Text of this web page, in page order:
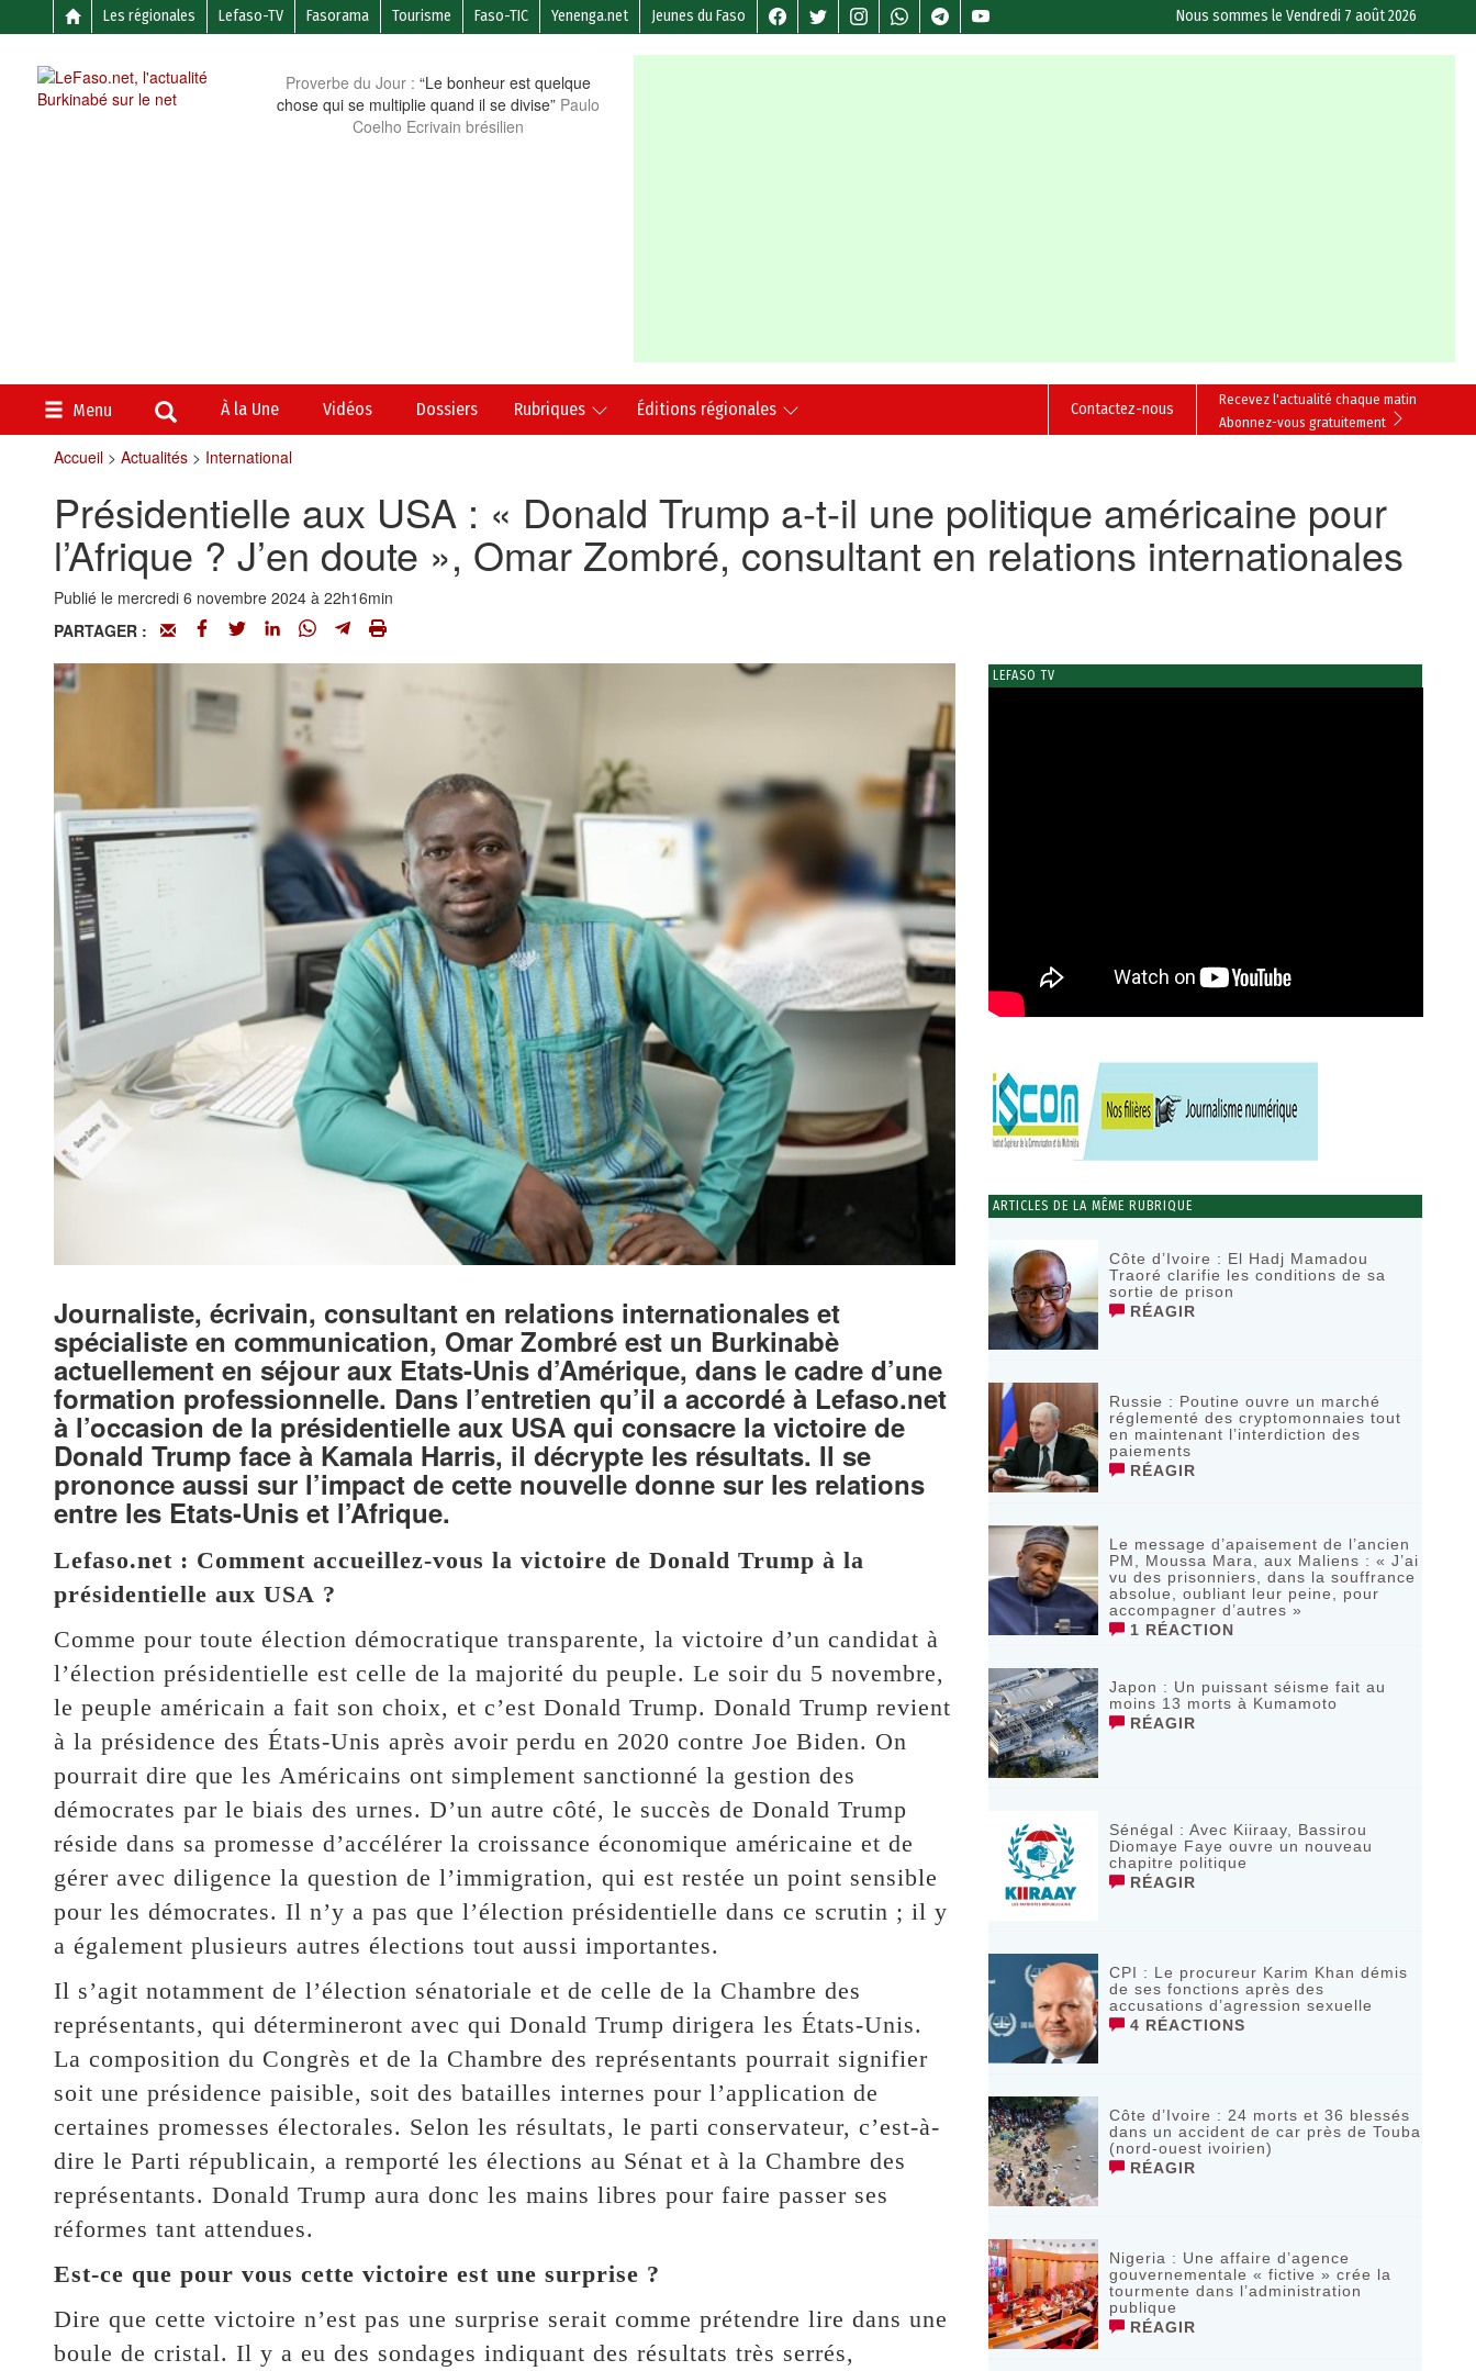
Les régionales Lefaso-TV Fasorama Tourisme Faso-TIC Yenenga.net Jeunes du Faso Nous sommes leVendredi 7 août 2026
Proverbe du Jour : “Le bonheur est quelque
chose qui se multiplie quand il se divise” Paulo
Coelho Ecrivain brésilien
Menu À la Une Vidéos Dossiers Rubriques Éditions régionales
Recevez l'actualité chaque matin
Abonnez-vous gratuitement
Contactez-nous
Accueil> Actualités> International
Présidentielle aux USA : « Donald Trump a-t-il une politique américaine pour
l’Afrique ? J’en doute », Omar Zombré, consultant en relations internationales
Publié le mercredi 6 novembre 2024 à 22h16min
PARTAGER :
Journaliste, écrivain, consultant en relations internationales et
spécialiste en communication, Omar Zombré est un Burkinabè
actuellement en séjour aux Etats-Unis d’Amérique, dans le cadre d’une
formation professionnelle. Dans l’entretien qu’il a accordé à Lefaso.net
à l’occasion de la présidentielle aux USA qui consacre la victoire de
Donald Trump face à Kamala Harris, il décrypte les résultats. Il se
prononce aussi sur l’impact de cette nouvelle donne sur les relations
entre les Etats-Unis et l’Afrique.
Lefaso.net : Comment accueillez-vous la victoire de Donald Trump à la
présidentielle aux USA ?
Comme pour toute élection démocratique transparente, la victoire d’un candidat à
l’élection présidentielle est celle de la majorité du peuple. Le soir du 5 novembre,
le peuple américain a fait son choix, et c’est Donald Trump. Donald Trump revient
à la présidence des États-Unis après avoir perdu en 2020 contre Joe Biden. On
pourrait dire que les Américains ont simplement sanctionné la gestion des
démocrates par le biais des urnes. D’un autre côté, le succès de Donald Trump
réside dans sa promesse d’accélérer la croissance économique américaine et de
gérer avec diligence la question de l’immigration, qui est restée un point sensible
pour les démocrates. Il n’y a pas que l’élection présidentielle dans ce scrutin ; il y
a également plusieurs autres élections tout aussi importantes.
Il s’agit notamment de l’élection sénatoriale et de celle de la Chambre des
représentants, qui détermineront avec qui Donald Trump dirigera les États-Unis.
La composition du Congrès et de la Chambre des représentants pourrait signifier
soit une présidence paisible, soit des batailles internes pour l’application de
certaines promesses électorales. Selon les résultats, le parti conservateur, c’est-à-
dire le Parti républicain, a remporté les élections au Sénat et à la Chambre des
représentants. Donald Trump aura donc les mains libres pour faire passer ses
réformes tant attendues.
Est-ce que pour vous cette victoire est une surprise ?
Dire que cette victoire n’est pas une surprise serait comme prétendre lire dans une
boule de cristal. Il y a eu des sondages indiquant des résultats très serrés,
LEFASO TV
ARTICLES DE LA MÊME RUBRIQUE
Côte d’Ivoire : El Hadj Mamadou
Traoré clarifie les conditions de sa
sortie de prison
RÉAGIR
Russie : Poutine ouvre un marché
réglementé des cryptomonnaies tout
en maintenant l’interdiction des
paiements
RÉAGIR
Le message d’apaisement de l’ancien
PM, Moussa Mara, aux Maliens : « J’ai
vu des prisonniers, dans la souffrance
absolue, oubliant leur peine, pour
accompagner d’autres »
1 RÉACTION
‎Japon : Un puissant séisme fait au
moins 13 morts à Kumamoto ‎
RÉAGIR
Sénégal : Avec Kiiraay, Bassirou
Diomaye Faye ouvre un nouveau
chapitre politique
RÉAGIR
CPI : Le procureur Karim Khan démis
de ses fonctions après des
accusations d’agression sexuelle
4 RÉACTIONS
Côte d’Ivoire : 24 morts et 36 blessés
dans un accident de car près de Touba
(nord-ouest ivoirien)
RÉAGIR
Nigeria : Une affaire d’agence
gouvernementale « fictive » crée la
tourmente dans l’administration
publique
RÉAGIR